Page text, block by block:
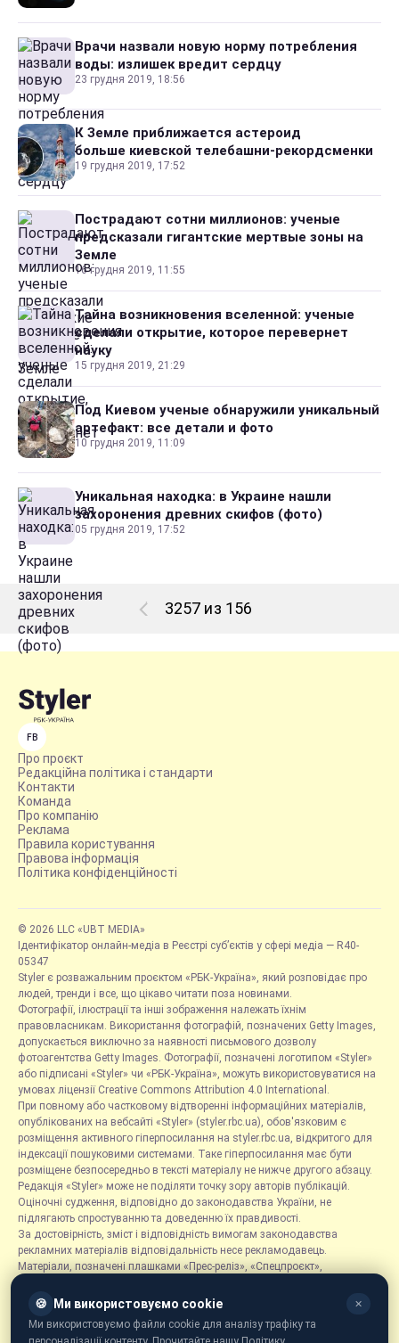
Врачи назвали новую норму потребления
воды: излишек вредит сердцу
23 грудня 2019, 18:56
К Земле приближается астероид
больше киевской телебашни-рекордсменки
19 грудня 2019, 17:52
Пострадают сотни миллионов: ученые
предсказали гигантские мертвые зоны на
Земле
16 грудня 2019, 11:55
Тайна возникновения вселенной: ученые
сделали открытие, которое перевернет
науку
15 грудня 2019, 21:29
Под Киевом ученые обнаружили уникальный
артефакт: все детали и фото
10 грудня 2019, 11:09
Уникальная находка: в Украине нашли
захоронения древних скифов (фото)
05 грудня 2019, 17:52
3257 из 156
FB
Про проєкт
Редакційна політика і стандарти
Контакти
Команда
Про компанію
Реклама
Правила користування
Правова інформація
Політика конфіденційності
© 2026 LLC «UBT MEDIA»
Ідентифікатор онлайн-медіа в Реєстрі суб’єктів у сфері медіа — R40-
05347
Styler є розважальним проєктом «РБК-Україна», який розповідає про
людей, тренди і все, що цікаво читати поза новинами.
Фотографії, ілюстрації та інші зображення належать їхнім
правовласникам. Використання фотографій, позначених Getty Images,
допускається виключно за наявності письмового дозволу
фотоагентства Getty Images. Фотографії, позначені логотипом «Styler»
або підписані «Styler» чи «РБК-Україна», можуть використовуватися на
умовах ліцензії Creative Commons Attribution 4.0 International.
При повному або частковому відтворенні інформаційних матеріалів,
опублікованих на вебсайті «Styler» (styler.rbc.ua), обов'язковим є
розміщення активного гіперпосилання на styler.rbc.ua, відкритого для
індексації пошуковими системами. Таке гіперпосилання має бути
розміщене безпосередньо в тексті матеріалу не нижче другого абзацу.
Редакція «Styler» може не поділяти точку зору авторів публікацій.
Оціночні судження, відповідно до законодавства України, не
підлягають спростуванню та доведенню їх правдивості.
За достовірність, зміст і відповідність вимогам законодавства
рекламних матеріалів відповідальність несе рекламодавець.
Матеріали, позначені плашками «Прес-реліз», «Спецпроєкт»,
розміщуються на правах реклами.
Рубрика «Новини компаній» є інформаційним форматом, що містить
новини, повідомлення та оголошення, пов'язані з діяльністю
🍪 Ми використовуємо cookie ✕
Ми використовуємо файли cookie для аналізу трафіку та